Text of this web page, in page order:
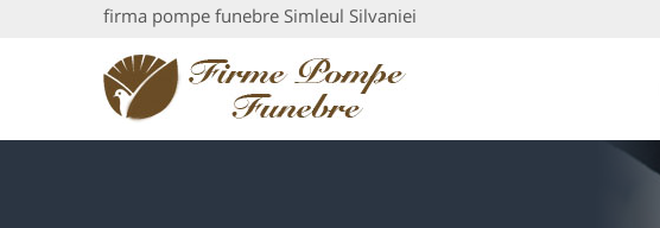
firma pompe funebre Simleul Silvaniei